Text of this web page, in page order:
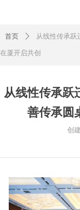
首页 ꄲ 从线性传承
在厦开启共创
从线性传承
善传承圆
创